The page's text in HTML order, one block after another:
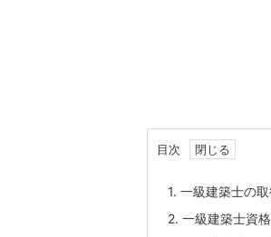
目次
1. 一級建築士の
2. 一級建築士資